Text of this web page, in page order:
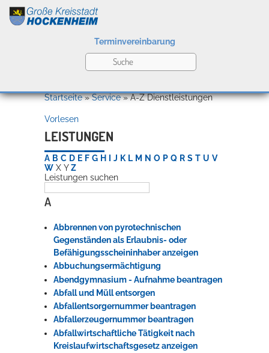
Kultur
Bildung
Wirtschaft
Rathaus
Service
Terminvereinbarung
Willkommen in Hockenheim
Startseite»Service»A-Z Dienstleistungen
Vorlesen
LEISTUNGEN
A B C D E F G H J K L M N O P Q R S T U V
W X Y Z
Leistungen suchen
A
Abbrennen von pyrotechnischen
Gegenständen als Erlaubnis- oder
Befähigungsscheininhaber anzeigen
Abbuchungsermächtigung
Abendgymnasium - Aufnahme beantragen
Abfall und Müll entsorgen
Abfallentsorgernummer beantragen
Abfallerzeugernummer beantragen
Abfallwirtschaftliche Tätigkeit nach
Kreislaufwirtschaftsgesetz anzeigen